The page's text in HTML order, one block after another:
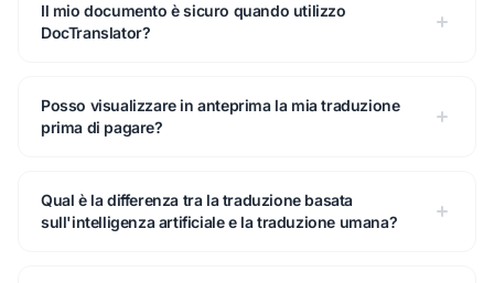
Il mio documento è sicuro quando utilizzo
DocTranslator?
Posso visualizzare in anteprima la mia traduzione
prima di pagare?
Qual è la differenza tra la traduzione basata
sull'intelligenza artificiale e la traduzione umana?